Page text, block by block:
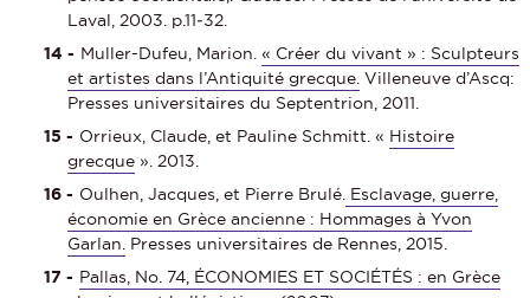
Laval, 2003. p.11‑32.
Muller-Dufeu, Marion.« Créer du vivant » : Sculpteurs
et artistes dans l’Antiquité grecque. Villeneuve d’Ascq:
Presses universitaires du Septentrion, 2011.
Orrieux, Claude, et Pauline Schmitt. « Histoire
grecque ». 2013.
Oulhen, Jacques, et Pierre Brulé. Esclavage, guerre,
économie en Grèce ancienne : Hommages à Yvon
Garlan. Presses universitaires de Rennes, 2015.
Pallas, No. 74, ÉCONOMIES ET SOCIÉTÉS : en Grèce